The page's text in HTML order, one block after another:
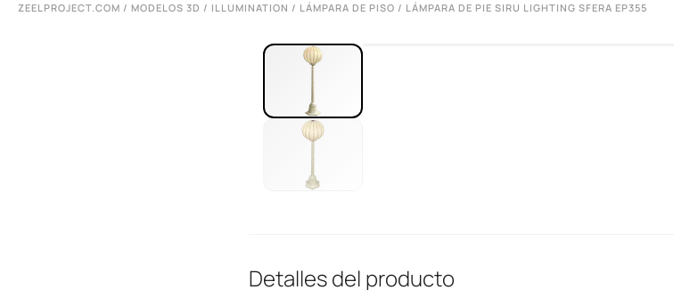
ZEELPROJECT.COM / MODELOS 3D / ILLUMINATION / LÁMPARA DE PISO / LÁMPARA DE PIE SIRU LIGHTING SFERA EP355
Detalles del producto